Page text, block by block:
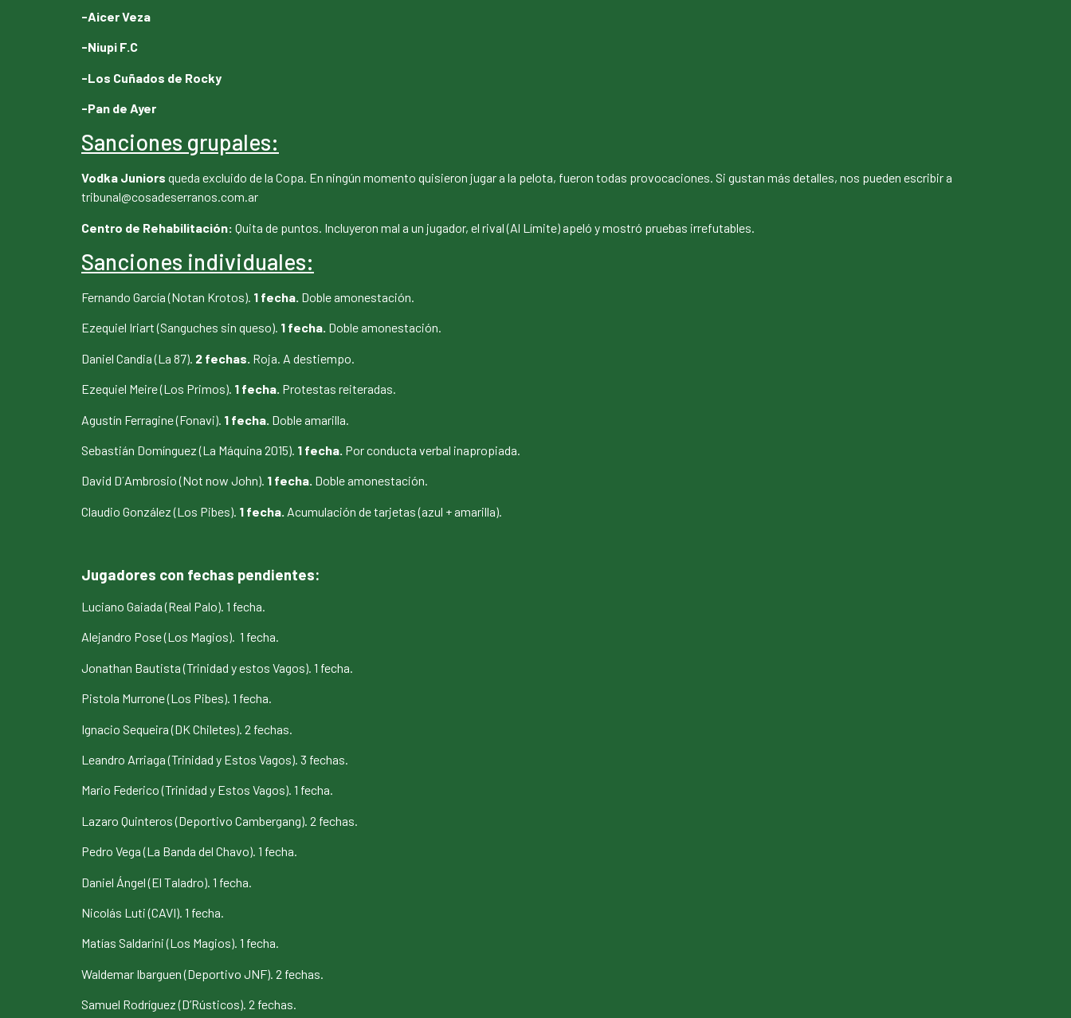
-Aicer Veza
-Niupi F.C
-Los Cuñados de Rocky
-Pan de Ayer
Sanciones grupales:
Vodka Juniors queda excluido de la Copa. En ningún momento quisieron jugar a la pelota, fueron todas provocaciones. Si gustan más detalles, nos pueden escribir a
tribunal@cosadeserranos.com.ar
Centro de Rehabilitación: Quita de puntos. Incluyeron mal a un jugador, el rival (Al Límite) apeló y mostró pruebas irrefutables.
Sanciones individuales:
Fernando García (Notan Krotos). 1 fecha. Doble amonestación.
Ezequiel Iriart (Sanguches sin queso). 1 fecha. Doble amonestación.
Daniel Candia (La 87). 2 fechas. Roja. A destiempo.
Ezequiel Meire (Los Primos). 1 fecha. Protestas reiteradas.
Agustín Ferragine (Fonavi). 1 fecha. Doble amarilla.
Sebastián Domínguez (La Máquina 2015). 1 fecha. Por conducta verbal inapropiada.
David D´Ambrosio (Not now John). 1 fecha. Doble amonestación.
Claudio González (Los Pibes). 1 fecha. Acumulación de tarjetas (azul + amarilla).
Jugadores con fechas pendientes:
Luciano Gaiada (Real Palo). 1 fecha.
Alejandro Pose (Los Magios). 1 fecha.
Jonathan Bautista (Trinidad y estos Vagos). 1 fecha.
Pistola Murrone (Los Pibes). 1 fecha.
Ignacio Sequeira (DK Chiletes). 2 fechas.
Leandro Arriaga (Trinidad y Estos Vagos). 3 fechas.
Mario Federico (Trinidad y Estos Vagos). 1 fecha.
Lazaro Quinteros (Deportivo Cambergang). 2 fechas.
Pedro Vega (La Banda del Chavo). 1 fecha.
Daniel Ángel (El Taladro). 1 fecha.
Nicolás Luti (CAVI). 1 fecha.
Matías Saldarini (Los Magios). 1 fecha.
Waldemar Ibarguen (Deportivo JNF). 2 fechas.
Samuel Rodríguez (D’Rústicos). 2 fechas.